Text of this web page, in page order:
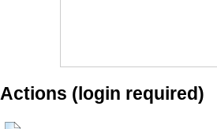
Actions (login required)